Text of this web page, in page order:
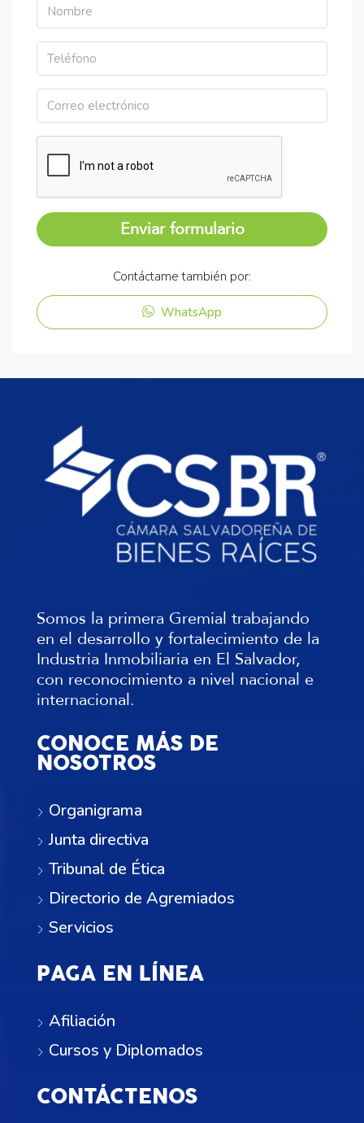
Enviar formulario
Contáctame también por:
WhatsApp
Somos la primera Gremial trabajando
en el desarrollo y fortalecimiento de la
Industria Inmobiliaria en El Salvador,
con reconocimiento a nivel nacional e
internacional.
CONOCE MÁS DE
NOSOTROS
Organigrama
Junta directiva
Tribunal de Ética
Directorio de Agremiados
Servicios
PAGA EN LÍNEA
Afiliación
Cursos y Diplomados
CONTÁCTENOS